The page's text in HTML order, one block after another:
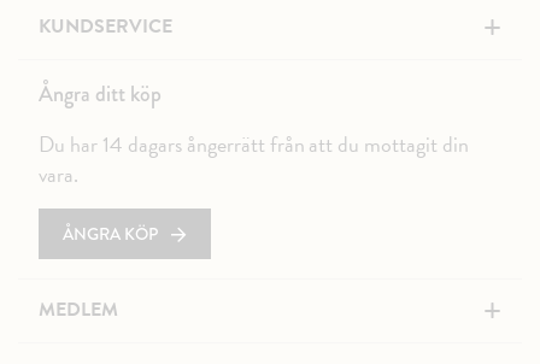
KUNDSERVICE +
Ångra ditt köp
Du har 14 dagars ångerrätt från att du mottagit din
vara.
ÅNGRA KÖP
MEDLEM +